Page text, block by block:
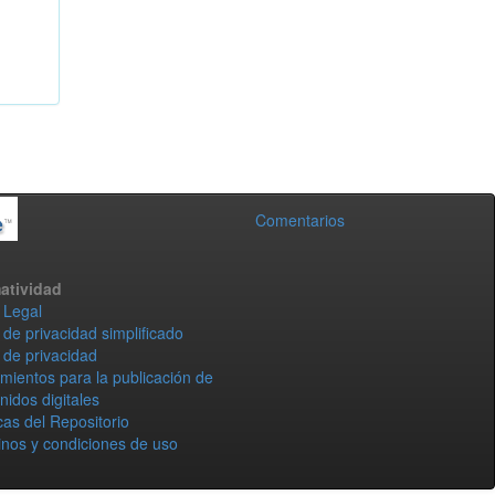
Comentarios
privacidad simplificado
privacidad
para la publicación de
digitales
del Repositorio
y condiciones de uso